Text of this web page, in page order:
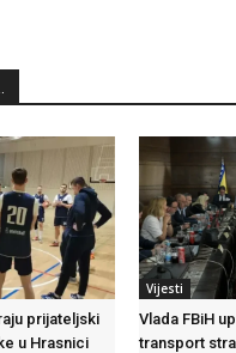
prijateljski
u Hrasnici
Vijesti
Vlada FBiH
transport